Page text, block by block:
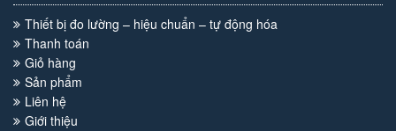
Thiết bị đo lường – hiệu chuẩn – tự động hóa
Thanh toán
Giỏ hàng
Sản phẩm
Liên hệ
Giới thiệu